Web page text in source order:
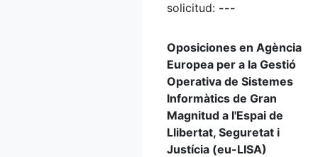
solicitud: ---
Oposiciones en Agència
Europea per a la Gestió
Operativa de Sistemes
Informàtics de Gran
Magnitud a l'Espai de
Llibertat, Seguretat i
Justícia (eu-LISA)